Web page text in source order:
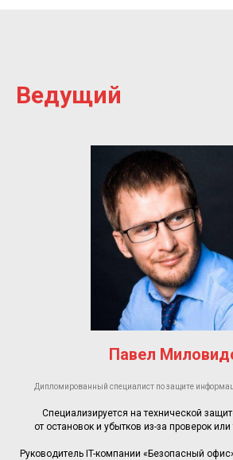
Ведущий
Павел
Дипломированный специалист по защите
Специализируется на технической
от остановок и убытков из-за проверок или
Руководитель IT-компании «Безопасный